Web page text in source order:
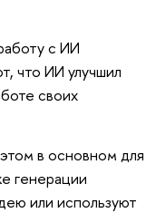
с ИИ
что ИИ улучшил
своих
в основном для
генерации
или используют